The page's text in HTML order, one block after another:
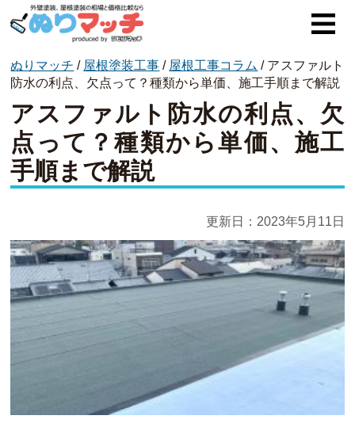
ぬりマッチとは
オススメ企業
費用と相場
外壁塗装
コラム一覧
ぬりマッチ / 屋根塗装工事 / 屋根工事コラム / アスファルト
防水の利点、欠点って？種類から単価、施工手順まで解説
アスファルト防水の利点、欠
点って？種類から単価、施工
手順まで解説
更新日： 2023年5月11日